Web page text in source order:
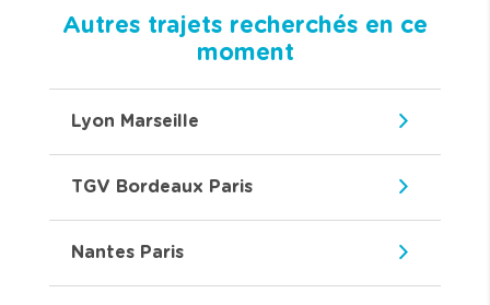
Autres trajets recherchés en ce
moment
Lyon Marseille
TGV Bordeaux Paris
Nantes Paris